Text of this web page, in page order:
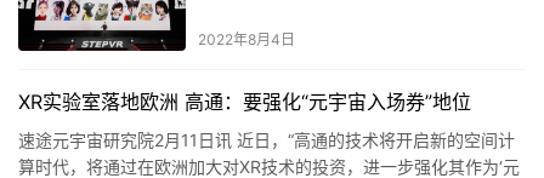
2022年8月4日
XR实验室落地欧洲 高通：要强化“元宇宙入场券”地位
速途元宇宙研究院2月11日讯 近日，“高通的技术将开启新的空间计
算时代，将通过在欧洲加大对XR技术的投资，进一步强化其作为‘元